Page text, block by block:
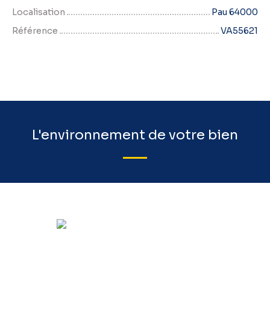
Localisation
Pau 64000
Référence
VA55621
L'environnement de votre bien